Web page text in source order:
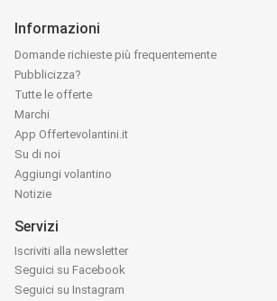
Informazioni
Domande richieste più frequentemente
Pubblicizza?
Tutte le offerte
Marchi
App Offertevolantini.it
Su di noi
Aggiungi volantino
Notizie
Servizi
Iscriviti alla newsletter
Seguici su Facebook
Seguici su Instagram